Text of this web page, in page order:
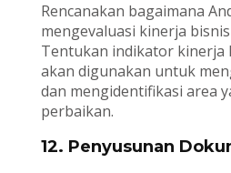
Rencanakan bagaimana
mengevaluasi kinerja
Tentukan indikator kinerja
akan digunakan untuk
dan mengidentifikasi area
perbaikan.
12. Penyusunan